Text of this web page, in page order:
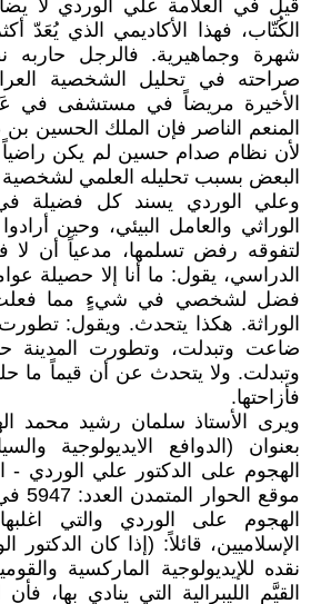
قيل في العلامة علي الوردي لا
الكُتّاب، فهذا الأكاديمي الذي يُعَدّ
شهرة وجماهيرية. فالرجل حاربه
صراحته في تحليل الشخصية
الأخيرة مريضاً في مستشفى في
المنعم الناصر فإن الملك الحسين
لأن نظام صدام حسين لم يكن راضياً
البعض بسبب تحليله العلمي لشخصية
وعلي الوردي يسند كل فضيلة
الوراثي والعامل البيئي، وحين
لتفوقه رفض تسلمها، مدعياً أن
الدراسي، يقول: ما أنا إلا حصيلة
فضل لشخصي في شيءٍ مما
الوراثة. هكذا يتحدث. ويقول: تطورت
ضاعت وتبدلت، وتطورت المدينة
وتبدلت. ولا يتحدث عن أن قيماً
فأزاحتها.
ويرى الأستاذ سلمان رشيد محمد
بعنوان (الدوافع الايديولوجية
الهجوم على الدكتور علي الوردي -
الهجوم على الوردي والتي
الإسلاميين، قائلاً: (إذا كان
نقده للإيديولوجية الماركسية
القيَّم الليبرالية التي ينادي بها، فأن